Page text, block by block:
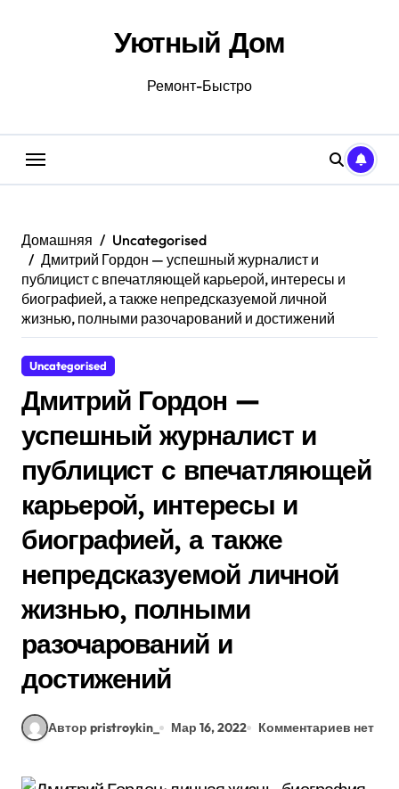
Уютный Дом
Ремонт-Быстро
Домашняя
Uncategorised
Дмитрий Гордон — успешный журналист и
публицист с впечатляющей карьерой, интересы и
биографией, а также непредсказуемой личной
жизнью, полными разочарований и достижений
Uncategorised
Дмитрий Гордон —
успешный журналист и
публицист с впечатляющей
карьерой, интересы и
биографией, а также
непредсказуемой личной
жизнью, полными
разочарований и
достижений
Автор pristroykin_ Мар 16, 2022 Комментариев нет